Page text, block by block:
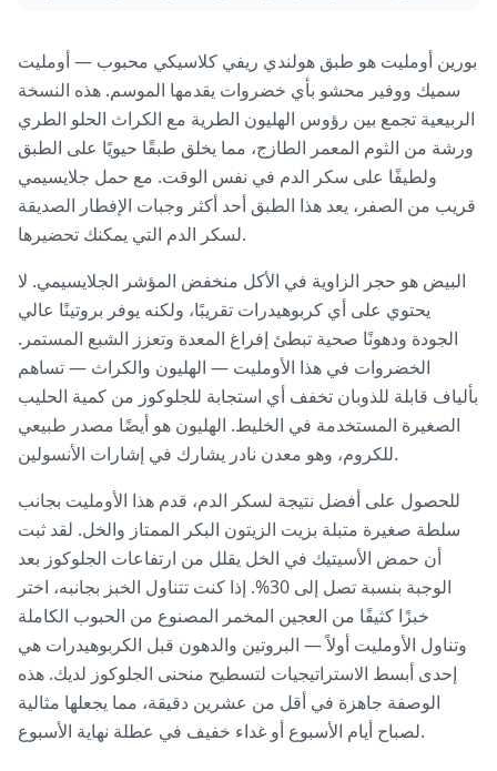
بورين أومليت هو طبق هولندي ريفي كلاسيكي محبوب — أومليت
سميك ووفير محشو بأي خضروات يقدمها الموسم. هذه النسخة
الربيعية تجمع بين رؤوس الهليون الطرية مع الكراث الحلو الطري
ورشة من الثوم المعمر الطازج، مما يخلق طبقًا حيويًا على الطبق
ولطيفًا على سكر الدم في نفس الوقت. مع حمل جلايسيمي
قريب من الصفر، يعد هذا الطبق أحد أكثر وجبات الإفطار الصديقة
لسكر الدم التي يمكنك تحضيرها.
البيض هو حجر الزاوية في الأكل منخفض المؤشر الجلايسيمي. لا
يحتوي على أي كربوهيدرات تقريبًا، ولكنه يوفر بروتينًا عالي
الجودة ودهونًا صحية تبطئ إفراغ المعدة وتعزز الشبع المستمر.
الخضروات في هذا الأومليت — الهليون والكراث — تساهم
بألياف قابلة للذوبان تخفف أي استجابة للجلوكوز من كمية الحليب
الصغيرة المستخدمة في الخليط. الهليون هو أيضًا مصدر طبيعي
للكروم، وهو معدن نادر يشارك في إشارات الأنسولين.
للحصول على أفضل نتيجة لسكر الدم، قدم هذا الأومليت بجانب
سلطة صغيرة متبلة بزيت الزيتون البكر الممتاز والخل. لقد ثبت
أن حمض الأسيتيك في الخل يقلل من ارتفاعات الجلوكوز بعد
الوجبة بنسبة تصل إلى 30%. إذا كنت تتناول الخبز بجانبه، اختر
خبزًا كثيفًا من العجين المخمر المصنوع من الحبوب الكاملة
وتناول الأومليت أولاً — البروتين والدهون قبل الكربوهيدرات هي
إحدى أبسط الاستراتيجيات لتسطيح منحنى الجلوكوز لديك. هذه
الوصفة جاهزة في أقل من عشرين دقيقة، مما يجعلها مثالية
لصباح أيام الأسبوع أو غداء خفيف في عطلة نهاية الأسبوع.